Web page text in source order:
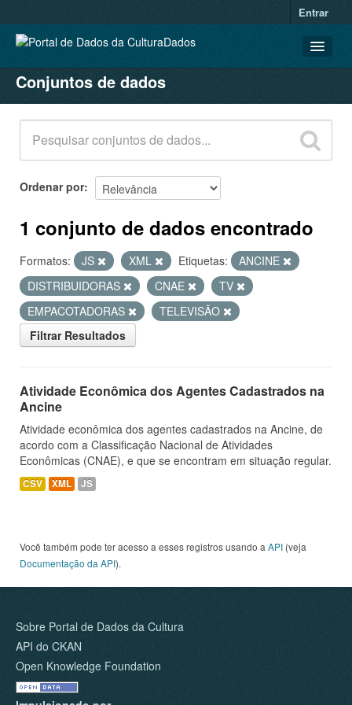
Entrar
CONJUNTOS DE DADOS
ORGANIZAÇÕES
GRUPOS
SOBRE
Conjuntos de dados
Ordenar por
1 conjunto de dados encontrado
Formatos: JS XML Etiquetas:
ANCINE
DISTRIBUIDORAS
CNAE
TV
EMPACOTADORAS
TELEVISÃO
Filtrar Resultados
Atividade Econômica dos Agentes Cadastrados na
Ancine
Atividade econômica dos agentes cadastrados na Ancine, de
acordo com a Classificação Nacional de Atividades
Econômicas (CNAE), e que se encontram em situação regular.
CSV XML JS
Você também pode ter acesso a esses registros usando a API (veja
Documentação da API).
Sobre Portal de Dados da Cultura
API do CKAN
Open Knowledge Foundation